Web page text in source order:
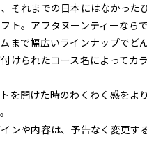
それまでの日本にはなかっ
ト。アフタヌーンティーな
まで幅広いラインナップでど
けられたコース名によって
を開けた時のわくわく感を
ンや内容は、予告なく変更す